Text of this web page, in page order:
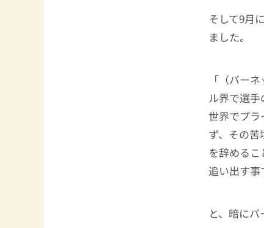
そして9月
ました。
「（バー
ル界で選
世界でプラ
ず、その苦
を辞める
追い出す事
と、暗に